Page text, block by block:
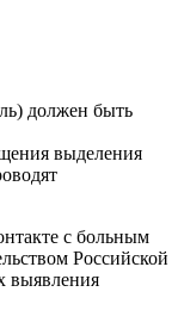
должен быть
выделения
с больным
Российской
выявления